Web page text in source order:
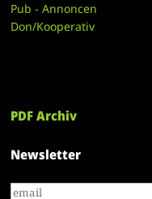
Pub - Annoncen
Don/Kooperativ
PDF Archiv
Newsletter